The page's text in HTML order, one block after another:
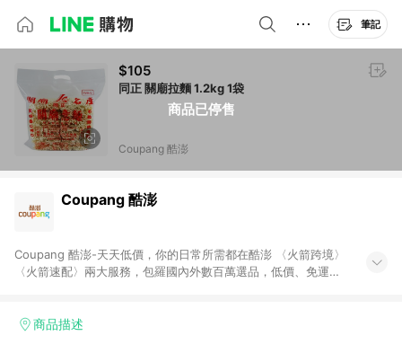
筆記
商品已停售
$105
同正 關廟拉麵 1.2kg 1袋
Coupang 酷澎
Coupang 酷澎
Coupang 酷澎-天天低價，你的日常所需都在酷澎 〈火箭跨境〉
〈火箭速配〉兩大服務，包羅國內外數百萬選品，低價、免運，
加入WOW會員告別湊免運，火箭速配、火箭跨境優質選品不限金
商品描述